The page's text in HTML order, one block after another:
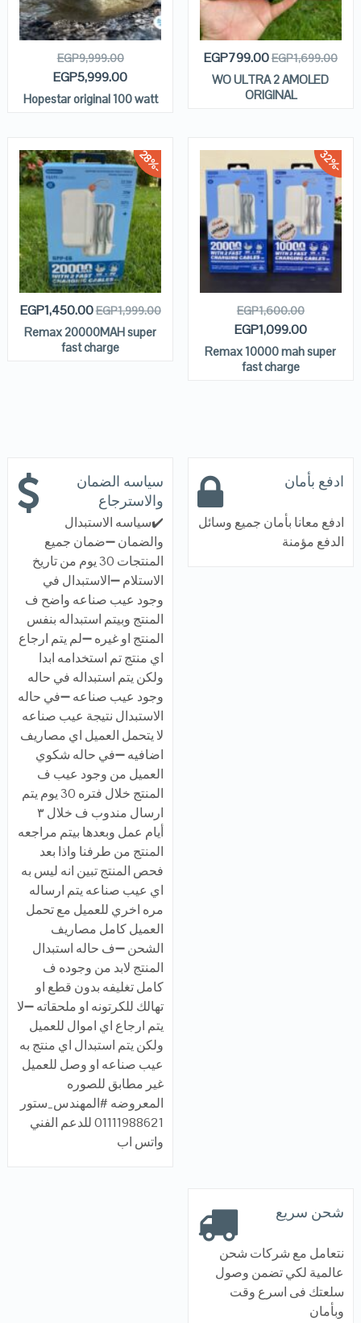
Hopestar original 100 watt
EGP9,999.00
EGP5,999.00
WO ULTRA 2 AMOLED
ORIGINAL
EGP1,699.00
EGP799.00
-
2
8
%
Remax 20000MAH super
fast charge
EGP1,999.00
EGP1,450.00
-
3
2
%
Remax 10000 mah super
fast charge
EGP1,600.00
EGP1,099.00
ادفع بأمان
ادفع معانا بأمان جميع وسائل
الدفع مؤمنة
سياسه الضمان
والاسترجاع
✔️سياسه الاستبدال
والضمان ➖ضمان جميع
المنتجات 30 يوم من تاريخ
الاستلام ➖الاستبدال في
وجود عيب صناعه واضح ف
المنتج وبيتم استبداله بنفس
المنتج او غيره ➖لم يتم ارجاع
اي منتج تم استخدامه ابدا
ولكن يتم استبداله في حاله
وجود عيب صناعه ➖في حاله
الاستبدال نتيجة عيب صناعه
لا يتحمل العميل اي مصاريف
اضافيه ➖في حاله شكوي
العميل من وجود عيب ف
المنتج خلال فتره 30 يوم يتم
ارسال مندوب ف خلال ٣
أيام عمل وبعدها بيتم مراجعه
المنتج من طرفنا واذا بعد
فحص المنتج تبين انه ليس به
اي عيب صناعه يتم ارساله
مره اخري للعميل مع تحمل
العميل كامل مصاريف
الشحن ➖ف حاله استبدال
المنتج لابد من وجوده ف
كامل تغليفه بدون قطع او
تهالك للكرتونه او ملحقاته ➖لا
يتم ارجاع اي اموال للعميل
ولكن يتم استبدال اي منتج به
عيب صناعه او وصل للعميل
غير مطابق للصوره
المعروضه #المهندس_ستور
01111988621 للدعم الفني
واتس اب
شحن سريع
نتعامل مع شركات شحن
عالمية لكي تضمن وصول
سلعتك فى اسرع وقت
وبأمان